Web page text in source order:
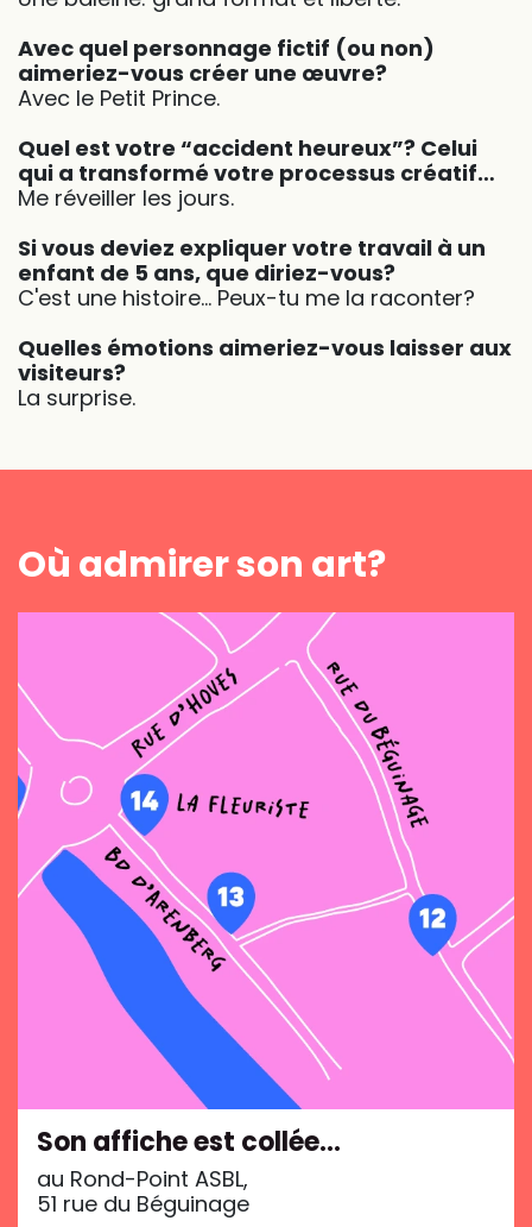
Avec quel personnage fictif (ou non)
aimeriez-vous créer une œuvre?
Avec le Petit Prince.
Quel est votre “accident heureux”? Celui
qui a transformé votre processus créatif…
Me réveiller les jours.
Si vous deviez expliquer votre travail à un
enfant de 5 ans, que diriez-vous?
C'est une histoire… Peux-tu me la raconter?
Quelles émotions aimeriez-vous laisser aux
visiteurs?
La surprise.
Où admirer son art?
Son affiche est collée…
au Rond-Point ASBL,
51 rue du Béguinage